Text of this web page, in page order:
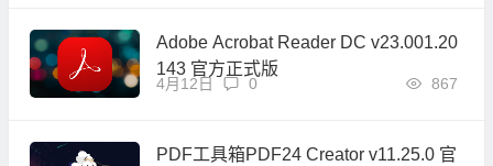
Adobe Acrobat Reader DC v23.001.20
143 官方正式版
4月12日 867
0
PDF工具箱PDF24 Creator v11.25.0 官